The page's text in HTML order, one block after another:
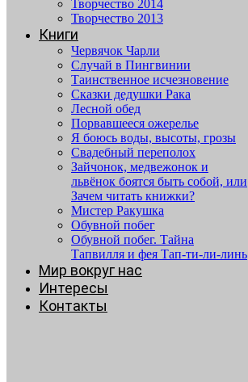
Творчество 2014
Творчество 2013
Книги
Червячок Чарли
Случай в Пингвинии
Таинственное исчезновение
Сказки дедушки Рака
Лесной обед
Порвавшееся ожерелье
Я боюсь воды, высоты, грозы
Свадебный переполох
Зайчонок, медвежонок и
львёнок боятся быть собой, или
Зачем читать книжки?
Мистер Ракушка
Обувной побег
Обувной побег. Тайна
Тапвилля и фея Тап-ти-ли-линь
Мир вокруг нас
Интересы
Контакты